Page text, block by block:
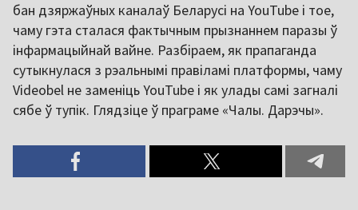
бан дзяржаўных каналаў Беларусі на YouTube і тое,
чаму гэта сталася фактычным прызнаннем паразы ў
інфармацыйнай вайне. Разбіраем, як прапаганда
сутыкнулася з рэальнымі правіламі платформы, чаму
Videobel не заменіць YouTube і як улады самі загналі
сябе ў тупік. Глядзіце ў праграме «Чалы. Дарэчы».